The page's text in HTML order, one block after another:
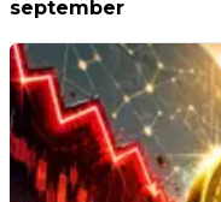
september